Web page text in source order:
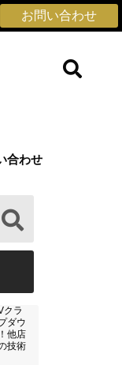
お問い合わせ
合わせ
クラ
ダウ
他店
技術